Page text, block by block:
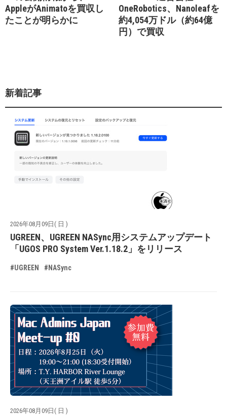
AppleがAnimatoを買収し
たことが明らかに
OneRobotics、Nanoleafを
約4,054万ドル（約64億
円）で買収
新着記事
2026年08月09日( 日 )
UGREEN、UGREEN NASync用システムアップデート
「UGOS PRO System Ver.1.18.2」をリリース
#UGREEN #NASync
2026年08月09日( 日 )